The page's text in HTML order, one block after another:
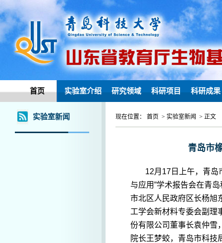
首页 实验室介绍 研究领域 科研项目 科研成果
实验室新闻 现在位置： 首页 > 实验室新闻 > 正文
青岛市
12月17日上午，青岛
与应用”学术报告会在青
市北区人民政府区长杨旭
工学会新材料专委会副理
份有限公司董事长袁仲雪
院长王梦蛟，青岛市科技